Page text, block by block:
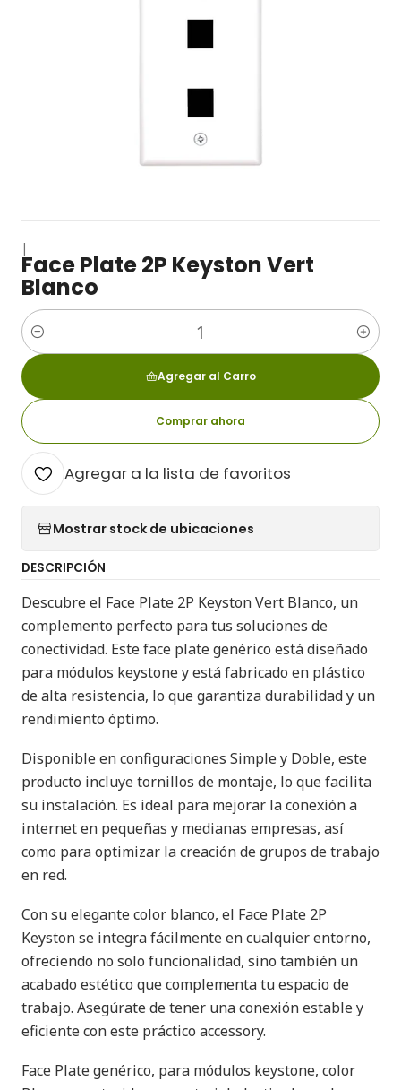
|
Face Plate 2P Keyston Vert
Blanco
Cantidad
Agregar al Carro
Comprar ahora
Agregar a la lista de favoritos
Mostrar stock de ubicaciones
DESCRIPCIÓN
Descubre el Face Plate 2P Keyston Vert Blanco, un
complemento perfecto para tus soluciones de
conectividad. Este face plate genérico está diseñado
para módulos keystone y está fabricado en plástico
de alta resistencia, lo que garantiza durabilidad y un
rendimiento óptimo.
Disponible en configuraciones Simple y Doble, este
producto incluye tornillos de montaje, lo que facilita
su instalación. Es ideal para mejorar la conexión a
internet en pequeñas y medianas empresas, así
como para optimizar la creación de grupos de trabajo
en red.
Con su elegante color blanco, el Face Plate 2P
Keyston se integra fácilmente en cualquier entorno,
ofreciendo no solo funcionalidad, sino también un
acabado estético que complementa tu espacio de
trabajo. Asegúrate de tener una conexión estable y
eficiente con este práctico accessory.
Face Plate genérico, para módulos keystone, color